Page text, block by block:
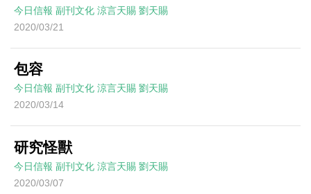
今日信報 副刊文化 涼言天賜 劉天賜
2020/03/21
包容
今日信報 副刊文化 涼言天賜 劉天賜
2020/03/14
研究怪獸
今日信報 副刊文化 涼言天賜 劉天賜
2020/03/07